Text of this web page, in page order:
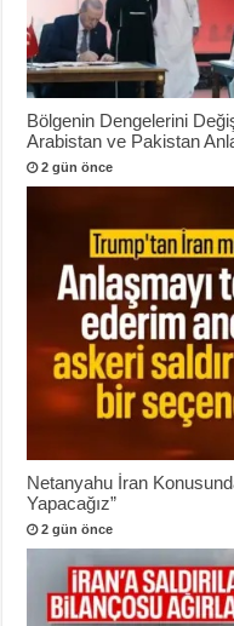
Bölgenin Dengelerini
Arabistan ve Pakistan
2 gün önce
Netanyahu İran
Yapacağız”
2 gün önce